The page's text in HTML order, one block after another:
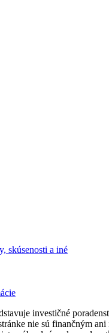
skúsenosti a iné
investičné
nie sú finančným